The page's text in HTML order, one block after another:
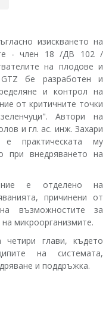
изискването на
- член 18 /ДВ 102 /
на плодове и
бе разработен и
и контрол на
от критичните точки
Автори на
и гл. ас. инж. Захари
е практическата му
при внедряването на
е отделено на
причинени от
възможностите за
микроорганизмите.
четири глави, където
на системата,
и поддръжка.